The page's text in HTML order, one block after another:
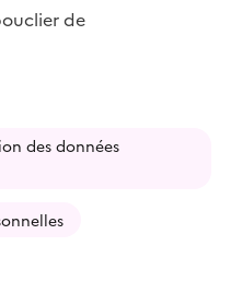
de
des données